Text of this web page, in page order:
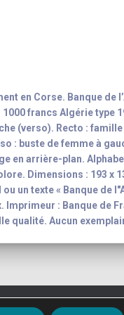
en Corse. Banque de
francs Algérie type
(verso). Recto :
: buste de femme à
en arrière-plan.
Dimensions : 193 x
un texte « Banque de
Imprimeur : Banque de
qualité. Aucun